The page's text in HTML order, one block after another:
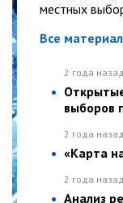
местных
Все
2 года назад
выборов
2 года назад
«Карта
2 года назад
Анализ